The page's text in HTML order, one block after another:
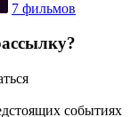
7 фильмов
событиях